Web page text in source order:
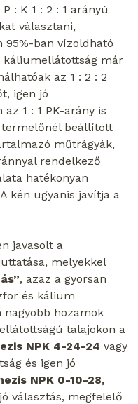
: K 1 : 2 : 1 arányú
választani,
ban vízoldható
káliumellátottság már
az 1 : 2 : 2
igen jó
1 : 1 PK-arány is
termelőnél beállított
műtrágyák,
rendelkező
hatékonyan
kén ugyanis javítja a
javasolt a
melyekkel
, azaz a gyorsan
és kálium
nagyobb hozamok
talajokon a
NPK 4-24-24 vagy
és igen jó
NPK 0-10-28,
választás, megfelelő